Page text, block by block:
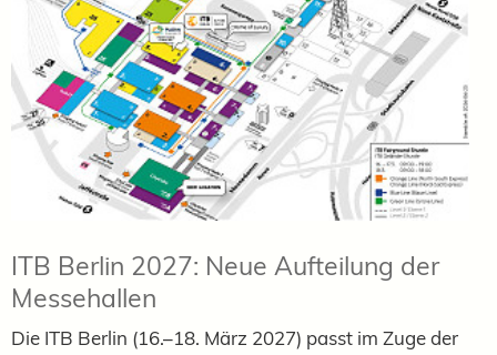
ITB Berlin 2027: Neue Aufteilung der
Messehallen
Die ITB Berlin (16.–18. März 2027) passt im Zuge der